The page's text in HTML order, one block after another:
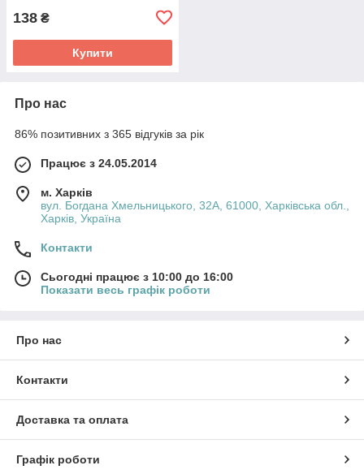
138 ₴
Купити
Про нас
86% позитивних з 365 відгуків за рік
Працює з 24.05.2014
м. Харків
вул. Богдана Хмельницького, 32А, 61000, Харківська обл.,
Харків, Україна
Контакти
Сьогодні працює з 10:00 до 16:00
Показати весь графік роботи
Про нас
Контакти
Доставка та оплата
Графік роботи